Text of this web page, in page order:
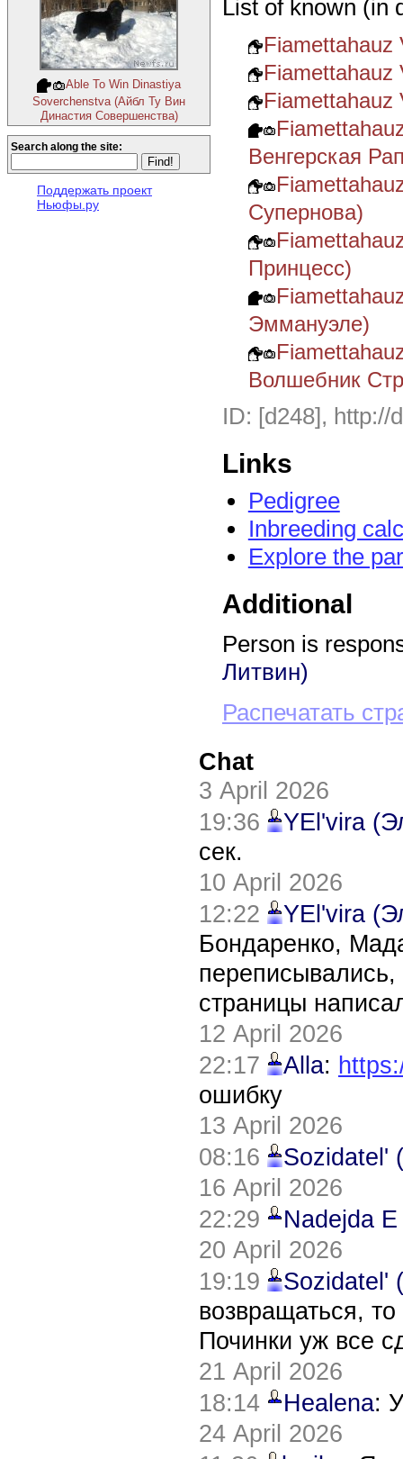
Able To Win Dinastiya
Soverchenstva (Айбл Ту Вин
Династия Совершенства)
Search along the site:
Поддержать проект
Ньюфы.ру
List of known (in
Fiamettahauz
Fiamettahauz
Fiamettahauz
Венгерская
Супернова)
Принцесс)
Эммануэле)
Волшебник
ID: [d248], http://
Links
Pedigree
Inbreeding
Explore the
Additional
Person is
Литвин)
Распечатать
Chat
3 April 2026
19:36
YEl'vira
сек.
10 April 2026
12:22
YEl'vira
Бондаренко,
страницы
12 April 2026
22:17
Alla:
ошибку
13 April 2026
08:16
Sozidatel'
16 April 2026
22:29
Nadejda
20 April 2026
19:19
Sozidatel'
возвращаться,
Починки уж все
21 April 2026
18:14
Healena:
24 April 2026